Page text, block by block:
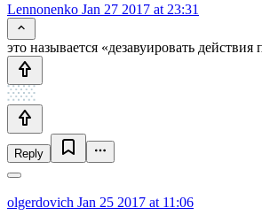
Lennonenko Jan 27 2017 at 23:31
это называется «дезавуировать
Reply
olgerdovich Jan 25 2017 at 11:06